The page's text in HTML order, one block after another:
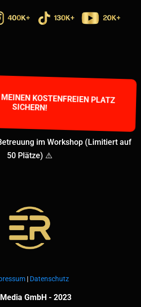
KOSTENFREIEN PLATZ
SICHERN!
im Workshop (Limitiert auf
50 Plätze) ⚠️
| Datenschutz
Media GmbH - 2023